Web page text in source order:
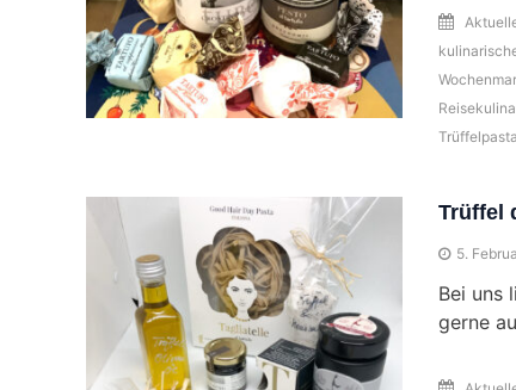
Trüffelpasta
Trüffel
5.
Bei uns
gerne